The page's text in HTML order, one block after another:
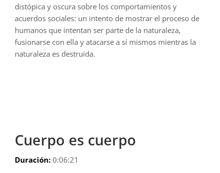
distópica y oscura sobre los comportamientos y
acuerdos sociales: un intento de mostrar el proceso de
humanos que intentan ser parte de la naturaleza,
fusionarse con ella y atacarse a sí mismos mientras la
naturaleza es destruida.
Cuerpo es cuerpo
Duración: 0:06:21